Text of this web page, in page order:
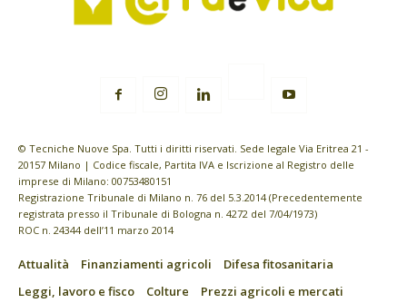
© Tecniche Nuove Spa. Tutti i diritti riservati. Sede legale Via Eritrea 21 -
20157 Milano | Codice fiscale, Partita IVA e Iscrizione al Registro delle
imprese di Milano: 00753480151
Registrazione Tribunale di Milano n. 76 del 5.3.2014 (Precedentemente
registrata presso il Tribunale di Bologna n. 4272 del 7/04/1973)
ROC n. 24344 dell’11 marzo 2014
Attualità Finanziamenti agricoli
Difesa fitosanitaria
Leggi, lavoro e fisco
Colture
Prezzi agricoli e mercati